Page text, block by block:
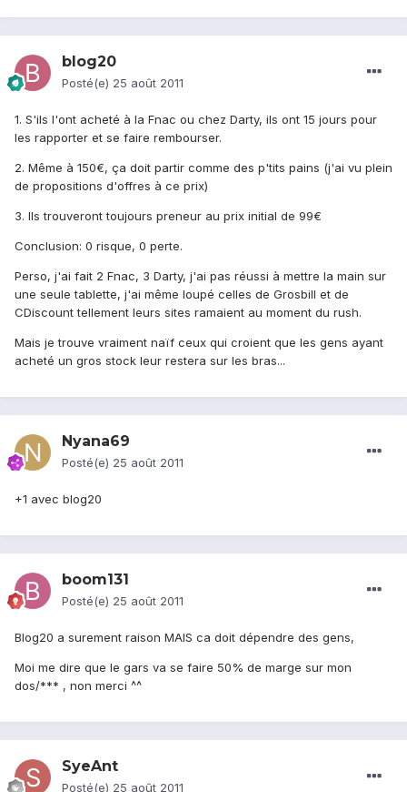
blog20
Posté(e) 25 août 2011
1. S'ils l'ont acheté à la Fnac ou chez Darty, ils ont 15 jours pour
les rapporter et se faire rembourser.
2. Même à 150€, ça doit partir comme des p'tits pains (j'ai vu plein
de propositions d'offres à ce prix)
3. Ils trouveront toujours preneur au prix initial de 99€
Conclusion: 0 risque, 0 perte.
Perso, j'ai fait 2 Fnac, 3 Darty, j'ai pas réussi à mettre la main sur
une seule tablette, j'ai même loupé celles de Grosbill et de
CDiscount tellement leurs sites ramaient au moment du rush.
Mais je trouve vraiment naïf ceux qui croient que les gens ayant
acheté un gros stock leur restera sur les bras...
Nyana69
Posté(e) 25 août 2011
+1 avec blog20
boom131
Posté(e) 25 août 2011
Blog20 a surement raison MAIS ca doit dépendre des gens,
Moi me dire que le gars va se faire 50% de marge sur mon
dos/*** , non merci ^^
SyeAnt
Posté(e) 25 août 2011